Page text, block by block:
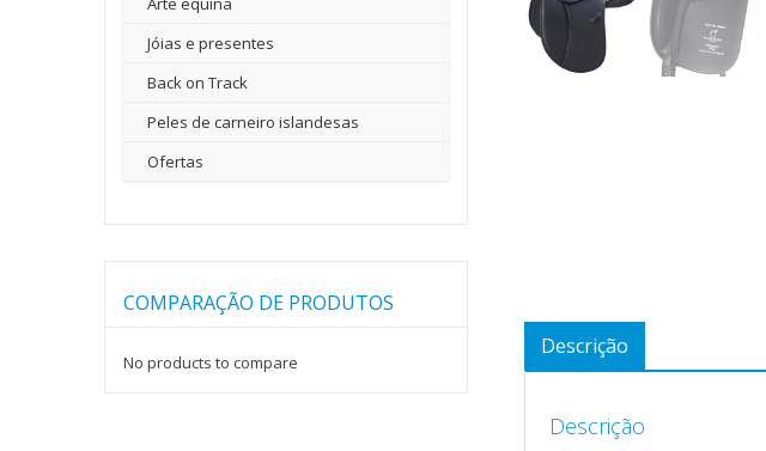
Descrição
Descrição
Jóias e presentes
Back on Track
Peles de carneiro islandesas
Ofertas
COMPARAÇÃO DE PRODUTOS
No products to compare